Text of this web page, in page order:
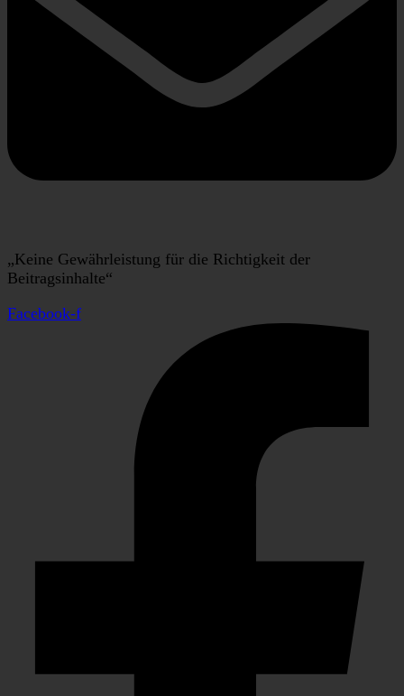
„Keine Gewährleistung für die Richtigkeit der
Beitragsinhalte“
Facebook-f